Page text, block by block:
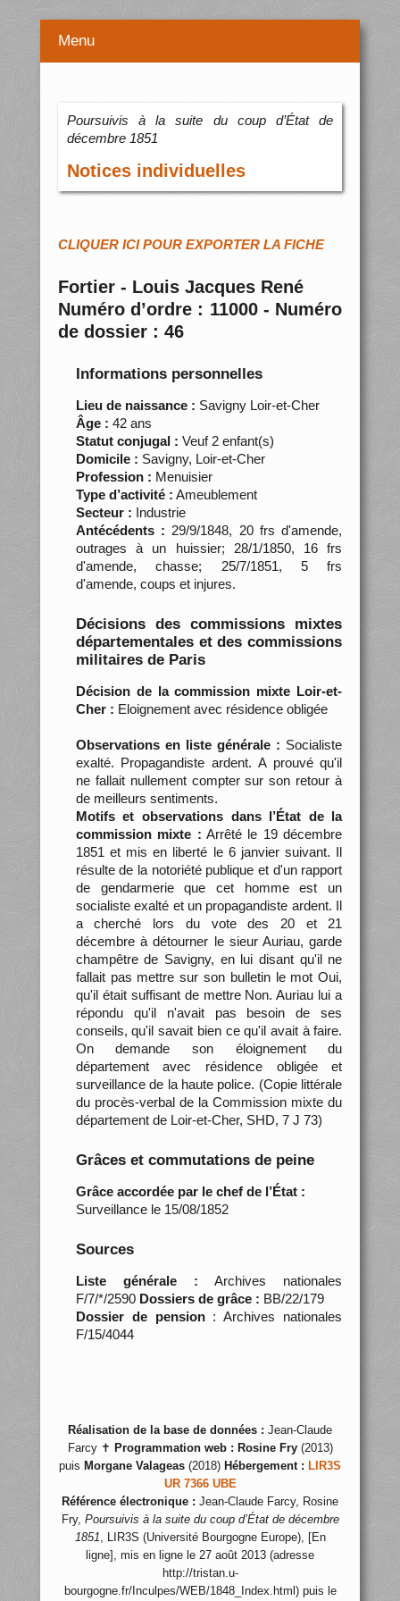
Menu
Poursuivis à la suite du coup d’État de
décembre 1851
Notices individuelles
CLIQUER ICI POUR EXPORTER LA FICHE
Fortier - Louis Jacques René
Numéro d’ordre : 11000 - Numéro
de dossier : 46
Informations personnelles
Lieu de naissance : Savigny Loir-et-Cher
Âge : 42 ans
Statut conjugal : Veuf 2 enfant(s)
Domicile : Savigny, Loir-et-Cher
Profession : Menuisier
Type d’activité : Ameublement
Secteur : Industrie
Antécédents : 29/9/1848, 20 frs d'amende,
outrages à un huissier; 28/1/1850, 16 frs
d'amende, chasse; 25/7/1851, 5 frs
d'amende, coups et injures.
Décisions des commissions mixtes
départementales et des commissions
militaires de Paris
Décision de la commission mixte Loir-et-
Cher : Eloignement avec résidence obligée
Observations en liste générale : Socialiste
exalté. Propagandiste ardent. A prouvé qu'il
ne fallait nullement compter sur son retour à
de meilleurs sentiments.
Motifs et observations dans l’État de la
commission mixte : Arrêté le 19 décembre
1851 et mis en liberté le 6 janvier suivant. Il
résulte de la notoriété publique et d'un rapport
de gendarmerie que cet homme est un
socialiste exalté et un propagandiste ardent. Il
a cherché lors du vote des 20 et 21
décembre à détourner le sieur Auriau, garde
champêtre de Savigny, en lui disant qu'il ne
fallait pas mettre sur son bulletin le mot Oui,
qu'il était suffisant de mettre Non. Auriau lui a
répondu qu'il n'avait pas besoin de ses
conseils, qu'il savait bien ce qu'il avait à faire.
On demande son éloignement du
département avec résidence obligée et
surveillance de la haute police. (Copie littérale
du procès-verbal de la Commission mixte du
département de Loir-et-Cher, SHD, 7 J 73)
Grâces et commutations de peine
Grâce accordée par le chef de l’État :
Surveillance le 15/08/1852
Sources
Liste générale : Archives nationales
F/7/*/2590 Dossiers de grâce : BB/22/179
Dossier de pension: Archives nationales
F/15/4044
Réalisation de la base de données : Jean-Claude
Farcy ✝ Programmation web : Rosine Fry(2013)
puis Morgane Valageas (2018) Hébergement : LIR3S
UR 7366 UBE
Référence électronique : Jean-Claude Farcy, Rosine
Fry, Poursuivis à la suite du coup d’État de décembre
1851, LIR3S (Université Bourgogne Europe), [En
ligne], mis en ligne le 27 août 2013 (adresse
http://tristan.u-
bourgogne.fr/Inculpes/WEB/1848_Index.html) puis le